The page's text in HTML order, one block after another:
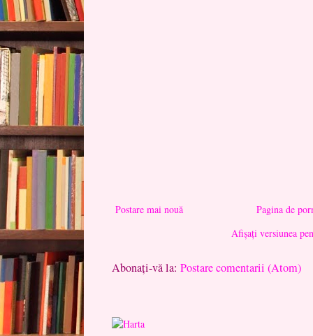
Postare mai nouă
Pagina de
Afișați versiunea
Abonați-vă la: Postare comentarii (Atom)